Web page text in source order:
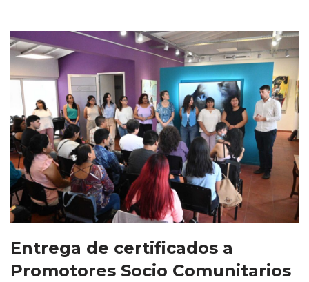
Entrega de certificados a
Promotores Socio Comunitarios